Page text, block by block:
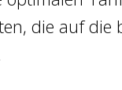
die auf die